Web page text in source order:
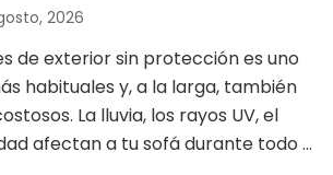
2026
de exterior sin protección es uno
habituales y, a la larga, también
La lluvia, los rayos UV, el
afectan a tu sofá durante todo …